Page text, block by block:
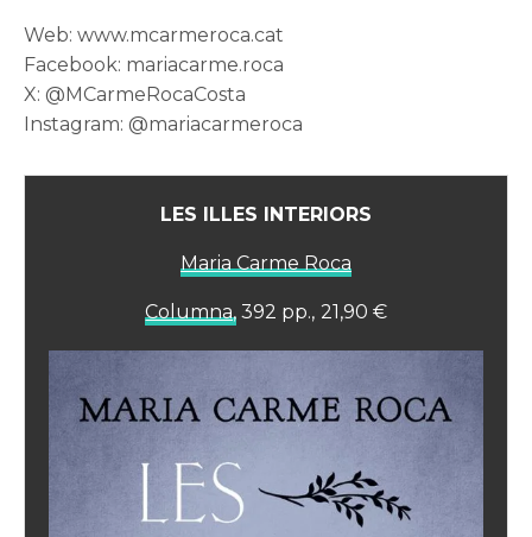
Web: www.mcarmeroca.cat
Facebook: mariacarme.roca
X: @MCarmeRocaCosta
Instagram: @mariacarmeroca
LES ILLES INTERIORS
Maria Carme Roca
Columna, 392 pp., 21,90 €